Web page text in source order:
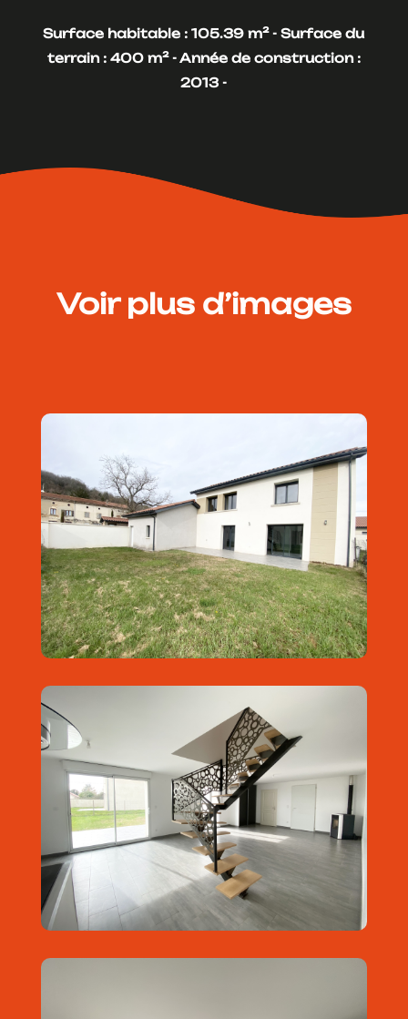
Surface habitable : 105.39 m² -Surface du
terrain : 400 m² -Année de construction :
2013 -
Voir plus d’images